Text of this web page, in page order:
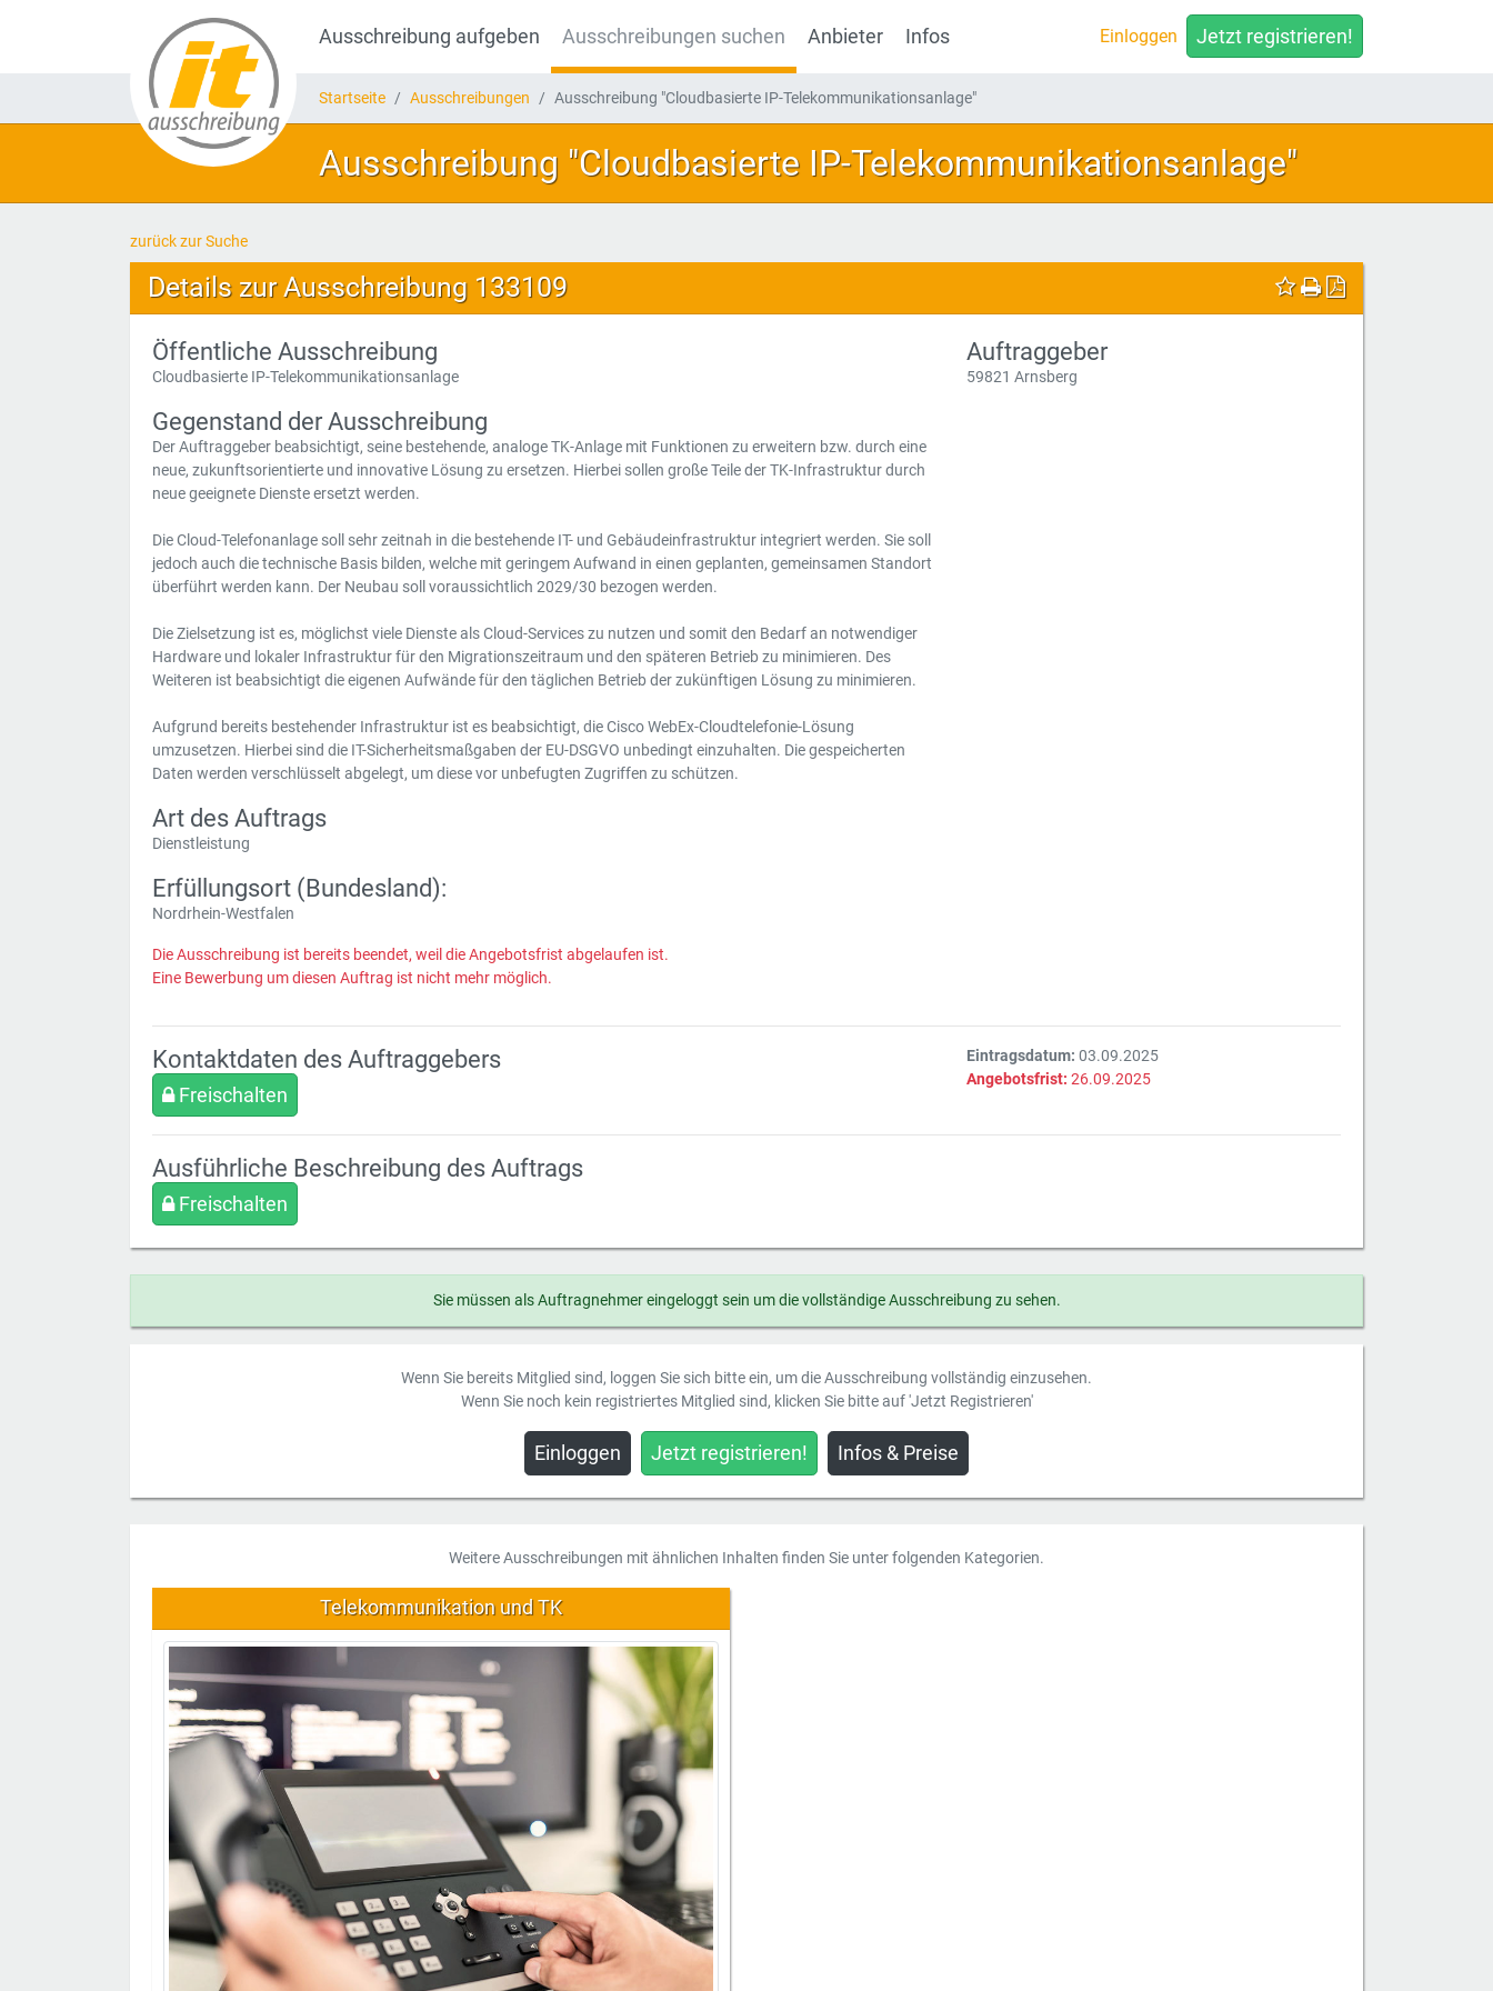
Ausschreibung aufgeben Ausschreibungen suchen Anbieter Infos Einloggen Jetzt registrieren!
Startseite Ausschreibungen Ausschreibung "Cloudbasierte IP-Telekommunikationsanlage"
Ausschreibung "Cloudbasierte IP-Telekommunikationsanlage"
zurück zur Suche
Details zur Ausschreibung 133109
Öffentliche Ausschreibung
Cloudbasierte IP-Telekommunikationsanlage
Gegenstand der Ausschreibung
Der Auftraggeber beabsichtigt, seine bestehende, analoge TK-Anlage mit Funktionen zu erweitern bzw. durch eine
neue, zukunftsorientierte und innovative Lösung zu ersetzen. Hierbei sollen große Teile der TK-Infrastruktur durch
neue geeignete Dienste ersetzt werden.
Die Cloud-Telefonanlage soll sehr zeitnah in die bestehende IT- und Gebäudeinfrastruktur integriert werden. Sie soll
jedoch auch die technische Basis bilden, welche mit geringem Aufwand in einen geplanten, gemeinsamen Standort
überführt werden kann. Der Neubau soll voraussichtlich 2029/30 bezogen werden.
Die Zielsetzung ist es, möglichst viele Dienste als Cloud-Services zu nutzen und somit den Bedarf an notwendiger
Hardware und lokaler Infrastruktur für den Migrationszeitraum und den späteren Betrieb zu minimieren. Des
Weiteren ist beabsichtigt die eigenen Aufwände für den täglichen Betrieb der zukünftigen Lösung zu minimieren.
Aufgrund bereits bestehender Infrastruktur ist es beabsichtigt, die Cisco WebEx-Cloudtelefonie-Lösung
umzusetzen. Hierbei sind die IT-Sicherheitsmaßgaben der EU-DSGVO unbedingt einzuhalten. Die gespeicherten
Daten werden verschlüsselt abgelegt, um diese vor unbefugten Zugriffen zu schützen.
Art des Auftrags
Dienstleistung
Erfüllungsort (Bundesland):
Nordrhein-Westfalen
Die Ausschreibung ist bereits beendet, weil die Angebotsfrist abgelaufen ist.
Eine Bewerbung um diesen Auftrag ist nicht mehr möglich.
Auftraggeber
59821 Arnsberg
Kontaktdaten des Auftraggebers
Freischalten
Eintragsdatum: 03.09.2025
Angebotsfrist: 26.09.2025
Ausführliche Beschreibung des Auftrags
Freischalten
Sie müssen als Auftragnehmer eingeloggt sein um die vollständige Ausschreibung zu sehen.
Wenn Sie bereits Mitglied sind, loggen Sie sich bitte ein, um die Ausschreibung vollständig einzusehen.
Wenn Sie noch kein registriertes Mitglied sind, klicken Sie bitte auf 'Jetzt Registrieren'
Einloggen Jetzt registrieren! Infos & Preise
Weitere Ausschreibungen mit ähnlichen Inhalten finden Sie unter folgenden Kategorien.
Telekommunikation und TK